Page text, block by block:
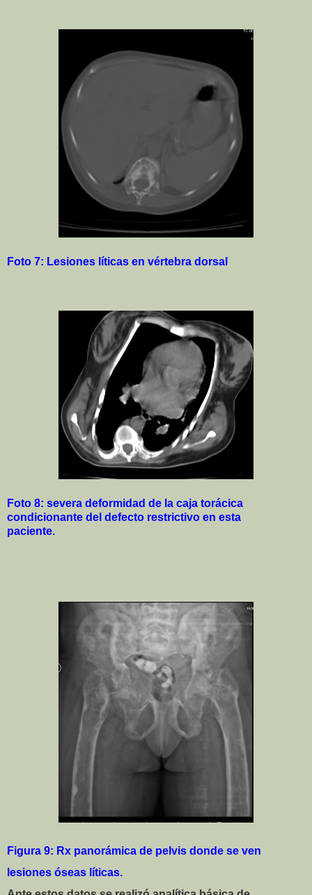
Foto 7: Lesiones líticas en vértebra dorsal
Foto 8: severa deformidad de la caja torácica
condicionante del defecto restrictivo en esta
paciente.
Figura 9: Rx panorámica de pelvis donde se ven
lesiones óseas líticas.